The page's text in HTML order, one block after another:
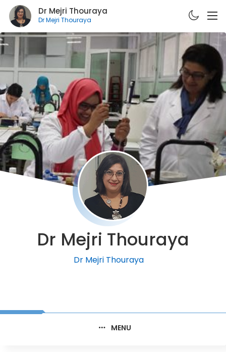
Dr Mejri Thouraya
Dr Mejri Thouraya
A PROPOS
CURRICULUM VITÆ
PUBLICATIONS
FORMATIONS
E-LEARNING
CONTACT
Dr Mejri Thouraya
Dr Mejri Thouraya
MENU